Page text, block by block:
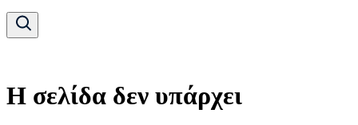
Η σελίδα δεν υπάρχει